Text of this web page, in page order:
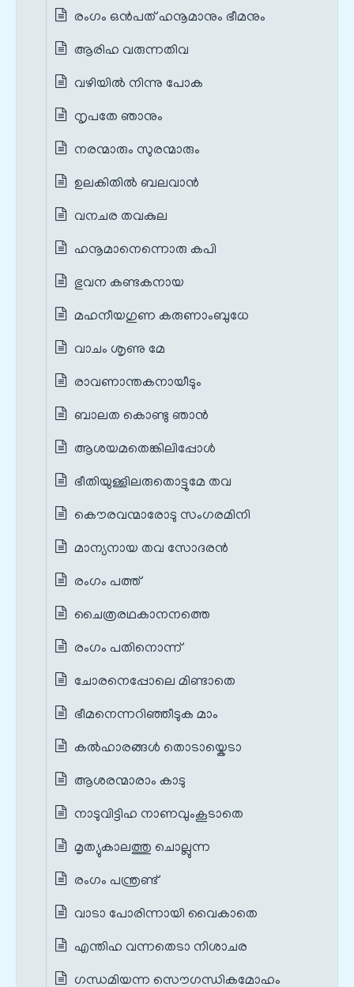
രംഗം ഒൻപത് ഹനൂമാനും ഭീമനും
ആരിഹ വരുന്നതിവ
വഴിയിൽ നിന്നു പോക
നൃപതേ ഞാനും
നരന്മാരും സുരന്മാരും
ഉലകിതിൽ ബലവാൻ
വനചര തവകുല
ഹനൂമാനെന്നൊരു കപി
ഭുവന കണ്ടകനായ
മഹനീയഗുണ കരുണാംബുധേ
വാചം ശൃണു മേ
രാവണാന്തകനായീടും
ബാലത കൊണ്ടു ഞാൻ
ആശയമതെങ്കിലിപ്പോൾ
ഭീതിയുള്ളിലരുതൊട്ടുമേ തവ
കൌരവന്മാരോടു സംഗരമിനി
മാന്യനായ തവ സോദരൻ
രംഗം പത്ത്
ചൈത്രരഥകാനനത്തെ
രംഗം പതിനൊന്ന്
ചോരനെപ്പോലെ മിണ്ടാതെ
ഭീമനെന്നറിഞ്ഞീടുക മാം
കൽഹാരങ്ങൾ തൊടായ്കെടാ
ആശരന്മാരാം കാടു
നാടുവിട്ടിഹ നാണവുംകൂടാതെ
മൃത്യുകാലത്തു ചൊല്ലുന്ന
രംഗം പന്ത്രണ്ട്‌
വാടാ പോരിന്നായി വൈകാതെ
എന്തിഹ വന്നതെടാ നിശാചര
ഗന്ധമിയന്ന സൌഗന്ധികമോഹം